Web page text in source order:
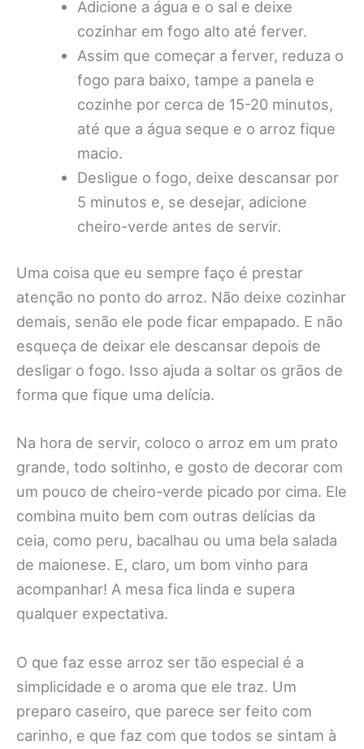
Adicione a água e o sal e deixe
cozinhar em fogo alto até ferver.
Assim que começar a ferver, reduza o
fogo para baixo, tampe a panela e
cozinhe por cerca de 15-20 minutos,
até que a água seque e o arroz fique
macio.
Desligue o fogo, deixe descansar por
5 minutos e, se desejar, adicione
cheiro-verde antes de servir.
Uma coisa que eu sempre faço é prestar
atenção no ponto do arroz. Não deixe cozinhar
demais, senão ele pode ficar empapado. E não
esqueça de deixar ele descansar depois de
desligar o fogo. Isso ajuda a soltar os grãos de
forma que fique uma delícia.
Na hora de servir, coloco o arroz em um prato
grande, todo soltinho, e gosto de decorar com
um pouco de cheiro-verde picado por cima. Ele
combina muito bem com outras delícias da
ceia, como peru, bacalhau ou uma bela salada
de maionese. E, claro, um bom vinho para
acompanhar! A mesa fica linda e supera
qualquer expectativa.
O que faz esse arroz ser tão especial é a
simplicidade e o aroma que ele traz. Um
preparo caseiro, que parece ser feito com
carinho, e que faz com que todos se sintam à